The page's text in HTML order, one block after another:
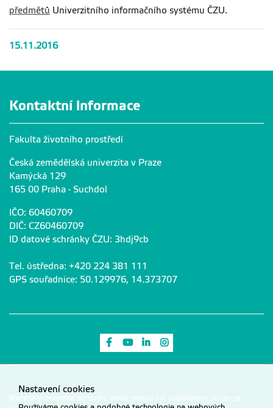
předmětů Univerzitního informačního systému ČZU.
15.11.2016
Kontaktní informace
Fakulta životního prostředí
Česká zemědělská univerzita v Praze
Kamýcká 129
165 00 Praha - Suchdol
IČO: 60460709
DIČ: CZ60460709
ID datové schránky ČZU: 3hdj9cb
Tel. ústředna: +420 224 381 111
GPS souřadnice: 50.129976, 14.373707
Odkaz na Facebook
Odkaz na Youtube
Odkaz na LinkedIn
Materiály umístěné na tomto webu mohou být publikovány pouze se
Nastavení cookies